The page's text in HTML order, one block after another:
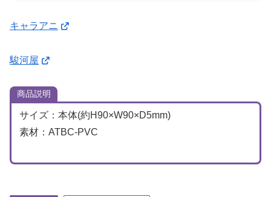
キャラアニ
駿河屋
商品説明
サイズ：本体(約H90×W90×D5mm)
素材：ATBC-PVC